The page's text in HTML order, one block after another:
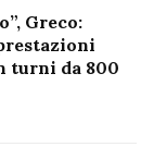
Greco:
turni da 800